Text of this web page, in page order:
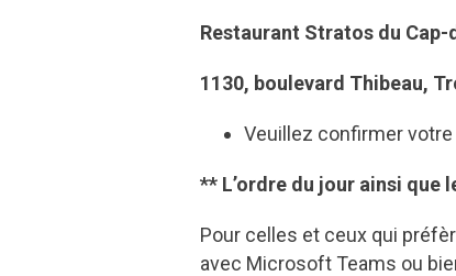
Restaurant Stratos du
1130, boulevard Thibeau,
Veuillez confirmer
** L’ordre du jour ainsi que
Pour celles et ceux qui
avec Microsoft Teams ou